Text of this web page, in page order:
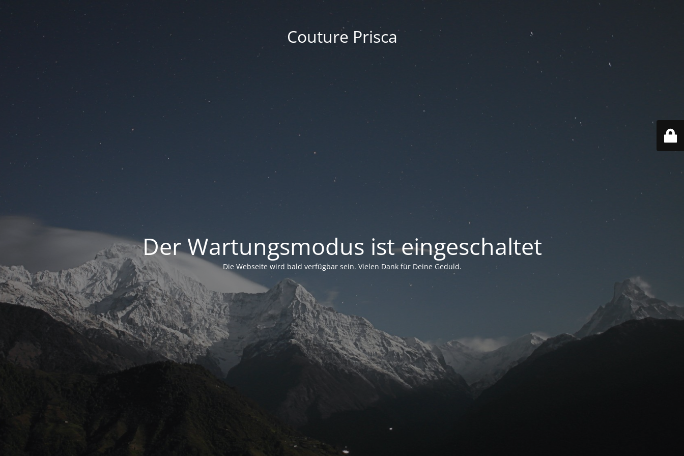
Couture Prisca
Der Wartungsmodus ist eingeschaltet
Die Webseite wird bald verfügbar sein. Vielen Dank für Deine Geduld.